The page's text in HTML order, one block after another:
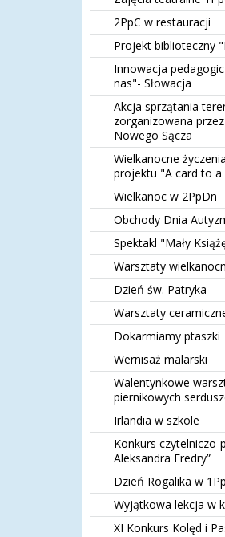
2PpC w restauracji
Projekt biblioteczny
Innowacja
nas"- Słowacja
Akcja sprzątania
zorganizowana
Nowego Sącza
Wielkanocne
projektu "A card to a
Wielkanoc w 2PpDn
Obchody Dnia
Spektakl "Mały
Warsztaty
Dzień św. Patryka
Warsztaty
Dokarmiamy ptaszki
Wernisaż malarski
Walentynkowe
piernikowych
Irlandia w szkole
Konkurs czytelniczo-
Aleksandra Fredry”
Dzień Rogalika w
Wyjątkowa lekcja w
XI Konkurs Kolęd i